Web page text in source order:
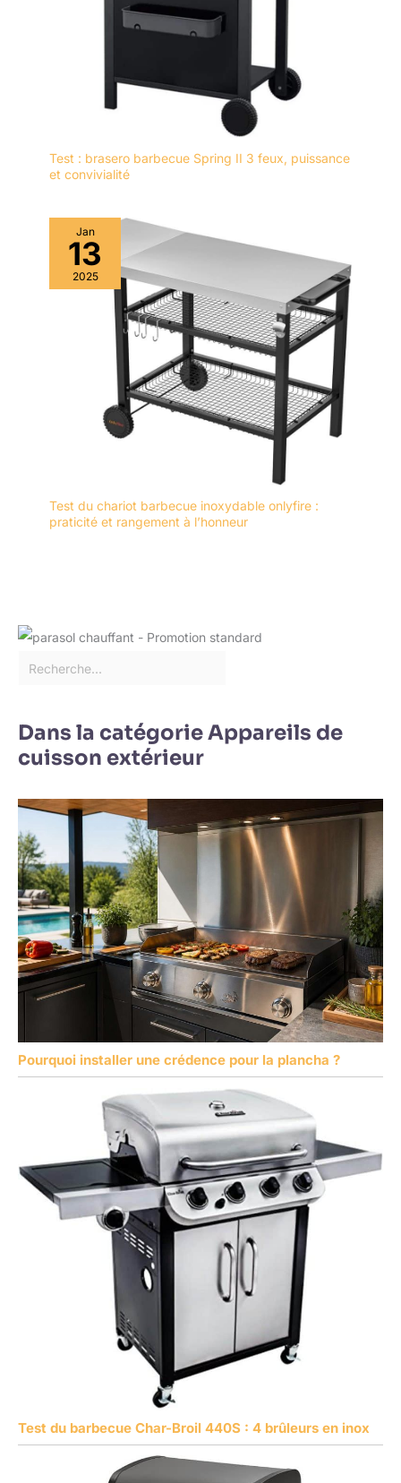
Test : brasero barbecue Spring II 3 feux, puissance
et convivialité
Jan
13
2025
Test du chariot barbecue inoxydable onlyfire :
praticité et rangement à l’honneur
Dans la catégorie Appareils de
cuisson extérieur
Pourquoi installer une crédence pour la plancha ?
Test du barbecue Char-Broil 440S : 4 brûleurs en inox